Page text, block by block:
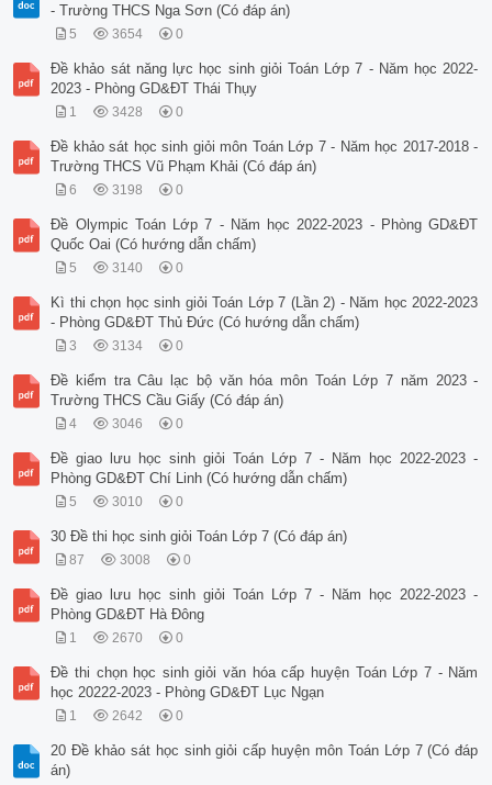
- Trường THCS Nga Sơn (Có đáp án)
5 3654 0
Đề khảo sát năng lực học sinh giỏi Toán Lớp 7 - Năm học 2022-
2023 - Phòng GD&ĐT Thái Thụy
1 3428 0
Đề khảo sát học sinh giỏi môn Toán Lớp 7 - Năm học 2017-2018 -
Trường THCS Vũ Phạm Khải (Có đáp án)
6 3198 0
Đề Olympic Toán Lớp 7 - Năm học 2022-2023 - Phòng GD&ĐT
Quốc Oai (Có hướng dẫn chấm)
5 3140 0
Kì thi chọn học sinh giỏi Toán Lớp 7 (Lần 2) - Năm học 2022-2023
- Phòng GD&ĐT Thủ Đức (Có hướng dẫn chấm)
3 3134 0
Đề kiểm tra Câu lạc bộ văn hóa môn Toán Lớp 7 năm 2023 -
Trường THCS Cầu Giấy (Có đáp án)
4 3046 0
Đề giao lưu học sinh giỏi Toán Lớp 7 - Năm học 2022-2023 -
Phòng GD&ĐT Chí Linh (Có hướng dẫn chấm)
5 3010 0
30 Đề thi học sinh giỏi Toán Lớp 7 (Có đáp án)
87 3008 0
Đề giao lưu học sinh giỏi Toán Lớp 7 - Năm học 2022-2023 -
Phòng GD&ĐT Hà Đông
1 2670 0
Đề thi chọn học sinh giỏi văn hóa cấp huyện Toán Lớp 7 - Năm
học 20222-2023 - Phòng GD&ĐT Lục Ngạn
1 2642 0
20 Đề khảo sát học sinh giỏi cấp huyện môn Toán Lớp 7 (Có đáp
án)